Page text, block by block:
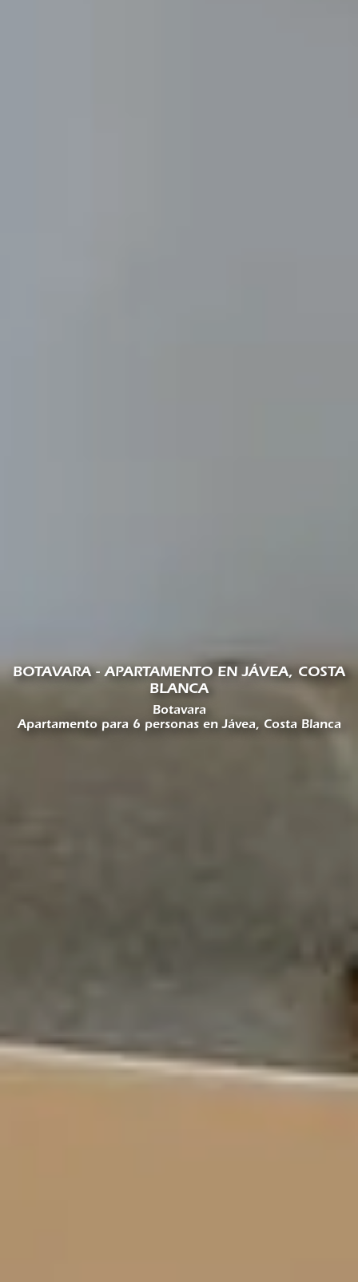
BOTAVARA - APARTAMENTO EN JÁVEA, COSTA
BLANCA
Botavara
Apartamento para 6 personas en Jávea, Costa Blanca